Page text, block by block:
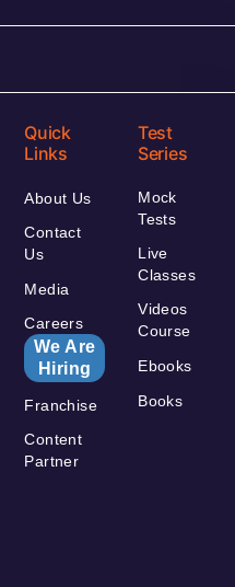
Quick
Links
About Us
Contact
Us
Media
Careers
We Are
Hiring
Franchise
Content
Partner
Test
Series
Mock
Tests
Live
Classes
Videos
Course
Ebooks
Books